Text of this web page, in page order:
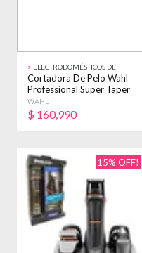
> ELECTRODOMÉSTICOS DE
BELLEZA
Cortadora De Pelo Wahl
Professional Super Taper
Blanca 220v
WAHL
$ 160,990
15% OFF!